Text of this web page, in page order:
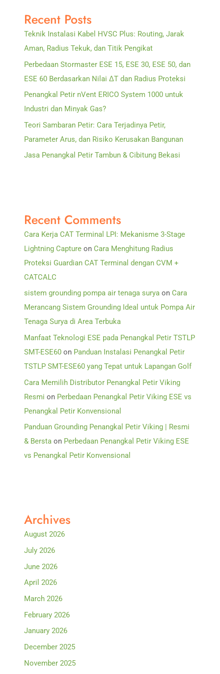
ProteksiRecent Posts
Teknik Instalasi Kabel HVSC Plus: Routing, Jarak
Aman, Radius Tekuk, dan Titik Pengikat
Perbedaan Stormaster ESE 15, ESE 30, ESE 50, dan
ESE 60 Berdasarkan Nilai ΔT dan Radius Proteksi
Penangkal Petir nVent ERICO System 1000 untuk
Industri dan Minyak Gas?
Teori Sambaran Petir: Cara Terjadinya Petir,
Parameter Arus, dan Risiko Kerusakan Bangunan
Jasa Penangkal Petir Tambun & Cibitung Bekasi
Recent Comments
Cara Kerja CAT Terminal LPI: Mekanisme 3-Stage
Lightning Capture on Cara Menghitung Radius
Proteksi Guardian CAT Terminal dengan CVM +
CATCALC
sistem grounding pompa air tenaga surya on Cara
Merancang Sistem Grounding Ideal untuk Pompa Air
Tenaga Surya di Area Terbuka
Manfaat Teknologi ESE pada Penangkal Petir TSTLP
SMT-ESE60 on Panduan Instalasi Penangkal Petir
TSTLP SMT-ESE60 yang Tepat untuk Lapangan Golf
Cara Memilih Distributor Penangkal Petir Viking
Resmi on Perbedaan Penangkal Petir Viking ESE vs
Penangkal Petir Konvensional
Panduan Grounding Penangkal Petir Viking | Resmi
& Bersta on Perbedaan Penangkal Petir Viking ESE
vs Penangkal Petir Konvensional
Archives
August 2026
July 2026
June 2026
April 2026
March 2026
February 2026
January 2026
December 2025
November 2025